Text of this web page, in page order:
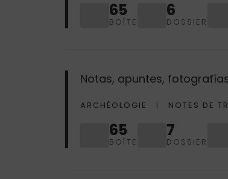
65
BOÎTE
6
DOSSIER
Notas, apuntes,
ARCHÉOLOGIE NOTES DE
65
BOÎTE
7
DOSSIER